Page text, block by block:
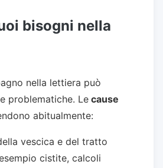
bisogni nella
nella lettiera può
problematiche. Le cause
abitualmente:
vescica e del tratto
cistite, calcoli